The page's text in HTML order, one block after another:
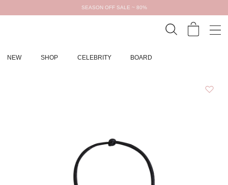
SEASON OFF SALE ~ 80%
NEW SHOP CELEBRITY BOARD